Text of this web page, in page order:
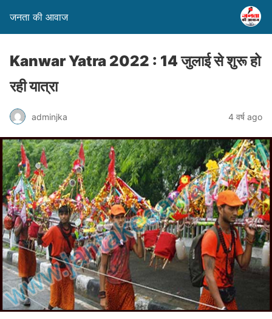
जनता की आवाज
Kanwar Yatra 2022 : 14 जुलाई से शुरू हो
रही यात्रा
adminjka 4 वर्ष ago